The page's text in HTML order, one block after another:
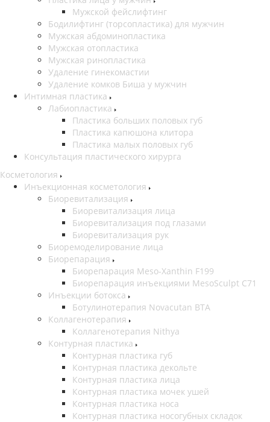
Мужской фейслифтинг
Бодилифтинг (торсопластика) для мужчин
Мужская абдоминопластика
Мужская отопластика
Мужская ринопластика
Удаление гинекомастии
Удаление комков Биша у мужчин
Интимная пластика
Лабиопластика
Пластика больших половых губ
Пластика капюшона клитора
Пластика малых половых губ
Консультация пластического хирурга
Косметология
Инъекционная косметология
Биоревитализация
Биоревитализация лица
Биоревитализация под глазами
Биоревитализация рук
Биоремоделирование лица
Биорепарация
Биорепарация Meso-Xanthin F199
Биорепарация инъекциями MesoSculpt C71
Инъекции ботокса
Ботулинотерапия Novacutan BTA
Коллагенотерапия
Коллагенотерапия Nithya
Контурная пластика
Контурная пластика губ
Контурная пластика декольте
Контурная пластика лица
Контурная пластика мочек ушей
Контурная пластика носа
Контурная пластика носогубных складок